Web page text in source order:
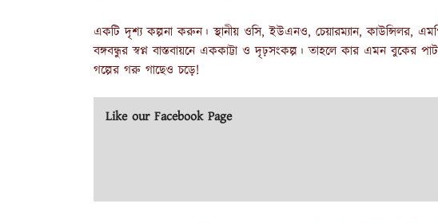
একটি দৃশ্য কল্পনা করুন। স্থানীয় ওসি, ইউএনও, চেয়ারম্যান, কাউন্সিলর,
বঙ্গবন্ধুর স্বপ্ন বাস্তবায়নে এককাট্টা ও দৃঢ়সংকল্প। তাহলে কার এমন বুকের
গল্পের গরু গাছেও চড়ে!
Like our Facebook Page